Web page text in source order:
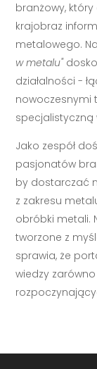
branżowy, który
krajobraz
metalowego.
w metalu"
działalności -
nowoczesnymi
specjalistyczną
Jako zespół
pasjonatów
by dostarczać
z zakresu
obróbki metali.
tworzone z
sprawia, że
wiedzy